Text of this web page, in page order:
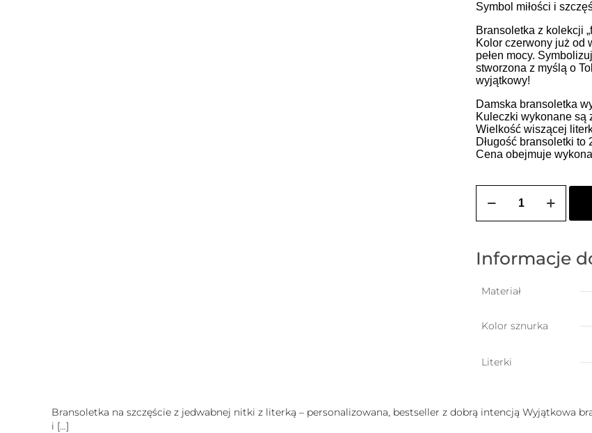
Symbol miłości i
Bransoletka z kolekcji
Kolor czerwony już od
pełen mocy.
stworzona z myślą o
wyjątkowy!
Damska bransoletka
Kuleczki wykonane są
Wielkość wiszącej
Długość bransoletki
Cena obejmuje
Bransoletka
z
dowolną
literką
Informacje
Materiał
Kolor sznurka
Literki
Bransoletka na szczęście z jedwabnej nitki z literką – personalizowana, bestseller z dobrą intencją Wyjątkowa
i […]